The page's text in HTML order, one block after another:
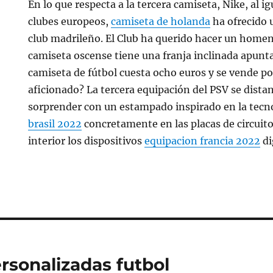
En lo que respecta a la tercera camiseta, Nike, al
clubes europeos,camiseta de holanda ha ofrecido
club madrileño. El Club ha querido hacer un
camiseta oscense tiene una franja inclinada
camiseta de fútbol cuesta ocho euros y se vende
aficionado? La tercera equipación del PSV se
sorprender con un estampado inspirado en la
brasil 2022 concretamente en las placas de
interior los dispositivosequipacion francia 2022
futbol